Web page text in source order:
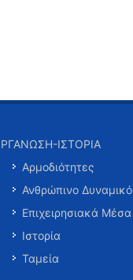
ΙΣΤΟΡΙΑ
Αρμοδιότητες
Ανθρώπινο Δυναμικό
Επιχειρησιακά Μέσα
Ιστορία
Ταμεία